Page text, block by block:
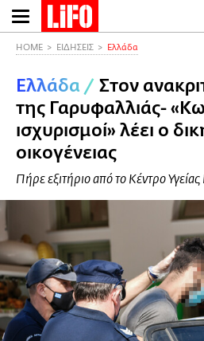
Παράκαμψη
προς
περιεχόμενο
HOME ΕΙΔΗΣΕΙΣ Ελλάδα
Ελλάδα / Στον
της Γαρυφαλλιάς-
ισχυρισμοί» λέει ο
οικογένειας
Πήρε εξιτήριο από το Κέντρο